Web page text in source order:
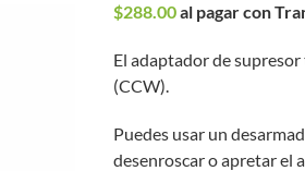
$288.00al pagar con
El adaptador de
(CCW).
Puedes usar un
desenroscar o apretar el